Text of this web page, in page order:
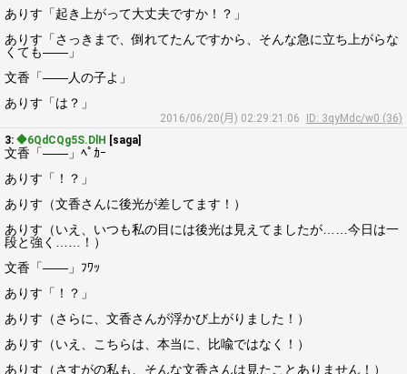
ありす「起き上がって大丈夫ですか！？」
ありす「さっきまで、倒れてたんですから、そんな急に立ち上がらな
くても――」
文香「――人の子よ」
ありす「は？」
2016/06/20(月) 02:29:21.06
ID: 3qyMdc/w0 (36)
3: ◆6QdCQg5S.DlH [saga]
文香「――」ﾍﾟｶｰ
ありす「！？」
ありす（文香さんに後光が差してます！）
ありす（いえ、いつも私の目には後光は見えてましたが……今日は一
段と強く……！）
文香「――」ﾌﾜｯ
ありす「！？」
ありす（さらに、文香さんが浮かび上がりました！）
ありす（いえ、こちらは、本当に、比喩ではなく！）
ありす（さすがの私も、そんな文香さんは見たことありません！）